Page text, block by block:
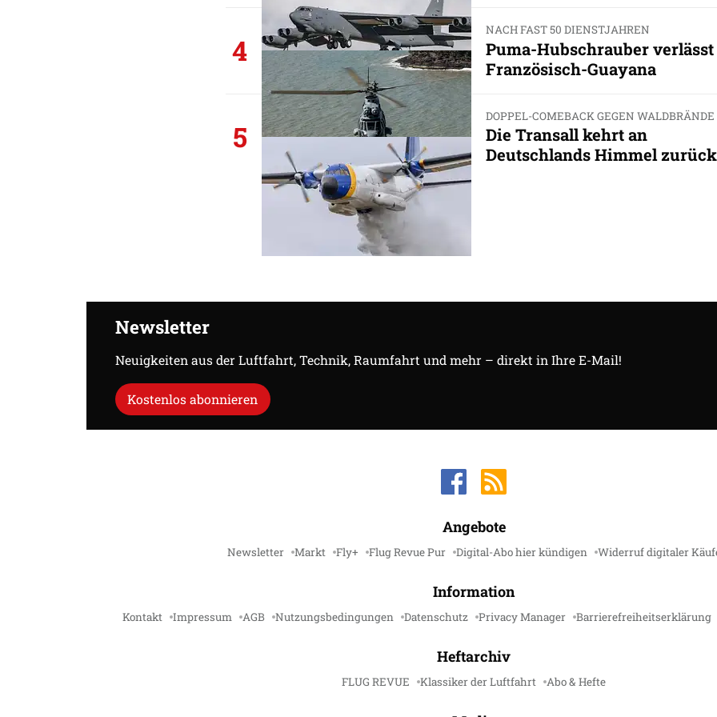
4
NACH FAST 50 DIENSTJAHREN
Puma-Hubschrauber verlässt
Französisch-Guayana
5
DOPPEL-COMEBACK GEGEN WALDBRÄNDE
Die Transall kehrt an
Deutschlands Himmel
Newsletter
Neuigkeiten aus der Luftfahrt, Technik, Raumfahrt und mehr – direkt in Ihre E-Mail!
Kostenlos abonnieren
Angebote
Newsletter Markt Fly+ Flug Revue Pur Digital-Abo hier kündigen Widerruf digitaler
Information
Kontakt Impressum AGB Nutzungsbedingungen Datenschutz Privacy Manager Barrierefreiheitserklärung
Heftarchiv
FLUG REVUE Klassiker der Luftfahrt Abo & Hefte